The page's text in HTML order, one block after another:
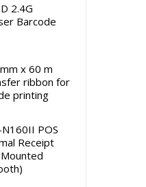
2.4G
Barcode
x 60 m
ribbon for
printing
POS
Receipt